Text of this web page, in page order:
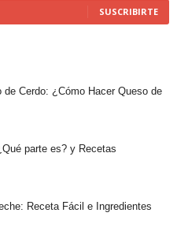
SUSCRIBIRTE
de Cerdo: ¿Cómo Hacer Queso de
parte es? y Recetas
Receta Fácil e Ingredientes